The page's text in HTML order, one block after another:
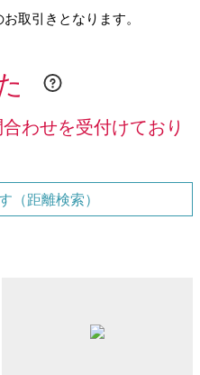
取引きとなります。
わせを受付けており
（距離検索）